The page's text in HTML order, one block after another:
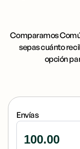
Comparamos
sepas cuánto
opción
Envías